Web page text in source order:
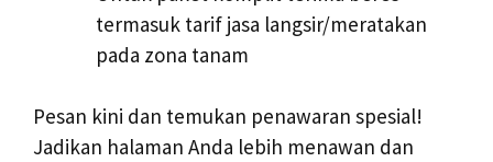
termasuk tarif jasa langsir/meratakan
pada zona tanam
Pesan kini dan temukan penawaran spesial!
Jadikan halaman Anda lebih menawan dan